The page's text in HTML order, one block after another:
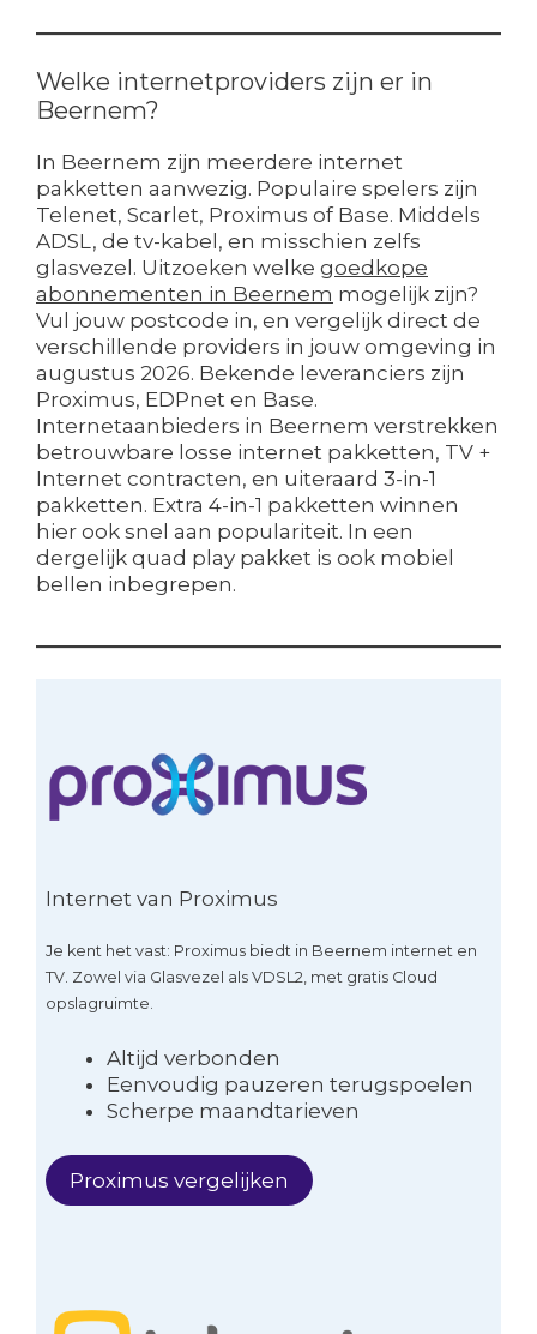
Welke internetproviders zijn er in
Beernem?
In Beernem zijn meerdere internet
pakketten aanwezig. Populaire spelers zijn
Telenet, Scarlet, Proximus of Base. Middels
ADSL, de tv-kabel, en misschien zelfs
glasvezel. Uitzoeken welke goedkope
abonnementen in Beernem mogelijk zijn?
Vul jouw postcode in, en vergelijk direct de
verschillende providers in jouw omgeving in
augustus 2026. Bekende leveranciers zijn
Proximus, EDPnet en Base.
Internetaanbieders in Beernem verstrekken
betrouwbare losse internet pakketten, TV +
Internet contracten, en uiteraard 3-in-1
pakketten. Extra 4-in-1 pakketten winnen
hier ook snel aan populariteit. In een
dergelijk quad play pakket is ook mobiel
bellen inbegrepen.
Internet van Proximus
Je kent het vast: Proximus biedt in Beernem internet en
TV. Zowel via Glasvezel als VDSL2, met gratis Cloud
opslagruimte.
Altijd verbonden
Eenvoudig pauzeren terugspoelen
Scherpe maandtarieven
Proximus vergelijken